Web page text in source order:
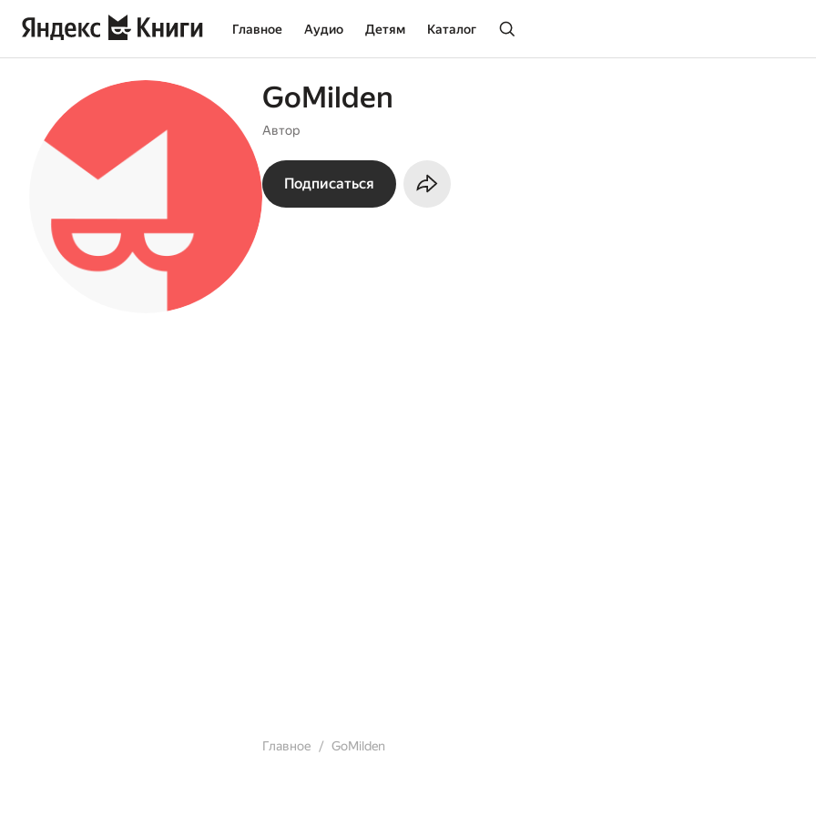
Главное Аудио Детям Каталог
GoMilden
Автор
Подписаться
Главное GoMilden